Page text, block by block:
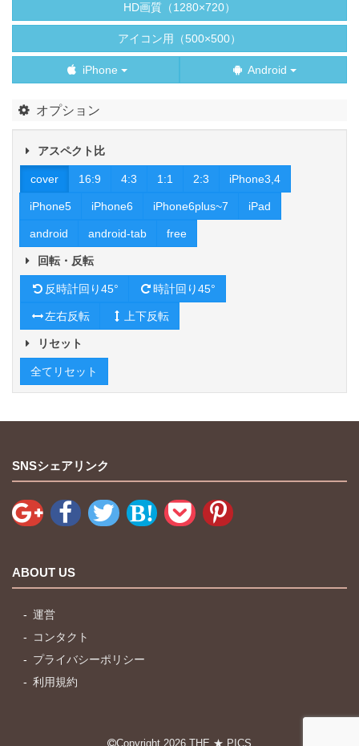
HD画質（1280×720）
アイコン用（500×500）
iPhone Android
オプション
アスペクト比
cover 16:9 4:3 1:1 2:3 iPhone3,4
iPhone5 iPhone6 iPhone6plus~7 iPad
android android-tab free
回転・反転
反時計回り45° 時計回り45°
左右反転 上下反転
リセット
全てリセット
SNSシェアリンク
ABOUT US
運営
コンタクト
プライバシーポリシー
利用規約
Copyright 2026 THE ★ PICS